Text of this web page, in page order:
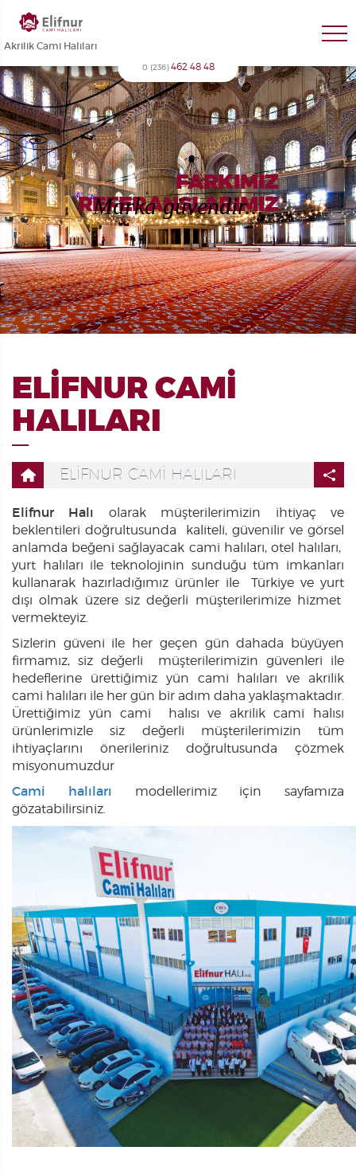
Akrilik Cami Halıları
0 (236)462 48 48
FARKIMIZ
REFERANSLARIMIZ
Marka güvendir...
ELİFNUR CAMİ
HALILARI
ELİFNUR CAMİ HALILARI
Elifnur Halı olarak müşterilerimizin ihtiyaç ve
beklentileri doğrultusunda kaliteli, güvenilir ve görsel
anlamda beğeni sağlayacak cami halıları, otel halıları,
yurt halıları ile teknolojinin sunduğu tüm imkanları
kullanarak hazırladığımız ürünler ile Türkiye ve yurt
dışı olmak üzere siz değerli müşterilerimize hizmet
vermekteyiz.
Sizlerin güveni ile her geçen gün dahada büyüyen
firmamız, siz değerli müşterilerimizin güvenleri ile
hedeflerine ürettiğimiz yün cami halıları ve akrilik
cami halıları ile her gün bir adım daha yaklaşmaktadır.
Ürettiğimiz yün cami halısı ve akrilik cami halısı
ürünlerimizle siz değerli müşterilerimizin tüm
ihtiyaçlarını önerileriniz doğrultusunda çözmek
misyonumuzdur
Cami halıları modellerimiz için sayfamıza
gözatabilirsiniz.